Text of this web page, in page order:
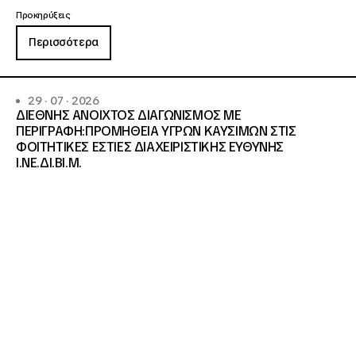
Προκηρύξεις
Περισσότερα
29 · 07 · 2026
ΔΙΕΘΝΗΣ ΑΝΟΙΧΤΟΣ ΔΙΑΓΩΝΙΣΜΟΣ ΜΕ
ΠΕΡΙΓΡΑΦΗ:ΠΡΟΜΗΘΕΙΑ ΥΓΡΩΝ ΚΑΥΣΙΜΩΝ ΣΤΙΣ
ΦΟΙΤΗΤΙΚΕΣ ΕΣΤΙΕΣ ΔΙΑΧΕΙΡΙΣΤΙΚΗΣ ΕΥΘΥΝΗΣ
Ι.ΝΕ.ΔΙ.ΒΙ.Μ.